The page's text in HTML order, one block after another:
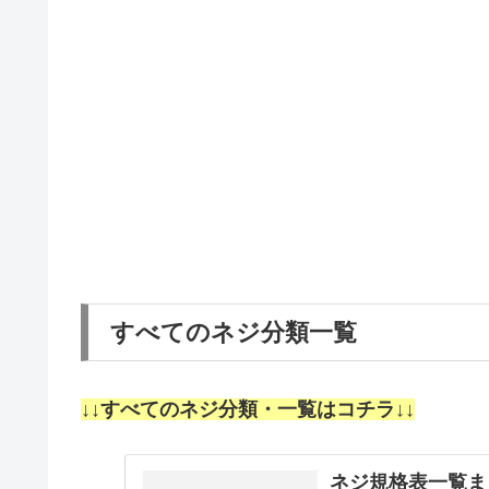
すべてのネジ分類一覧
↓↓すべてのネジ分類・一覧はコチラ↓↓
ネジ規格表一覧